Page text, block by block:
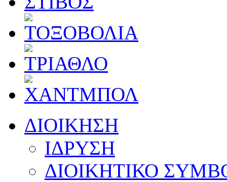
ΔΙΟΙΚΗΣΗ
ΙΔΡΥΣΗ
ΔΙΟΙΚΗΤΙΚΟ